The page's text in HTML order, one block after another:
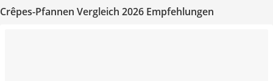
Crêpes-Pfannen Vergleich 2026 Empfehlungen